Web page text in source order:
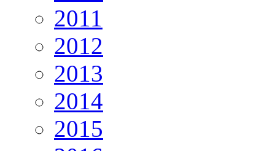
2011
2012
2013
2014
2015